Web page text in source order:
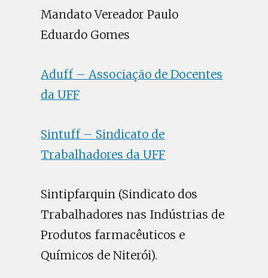
Mandato Vereador Paulo
Eduardo Gomes
Aduff – Associação de Docentes
da UFF
Sintuff – Sindicato de
Trabalhadores da UFF
Sintipfarquin (Sindicato dos
Trabalhadores nas Indústrias de
Produtos farmacêuticos e
Químicos de Niterói).